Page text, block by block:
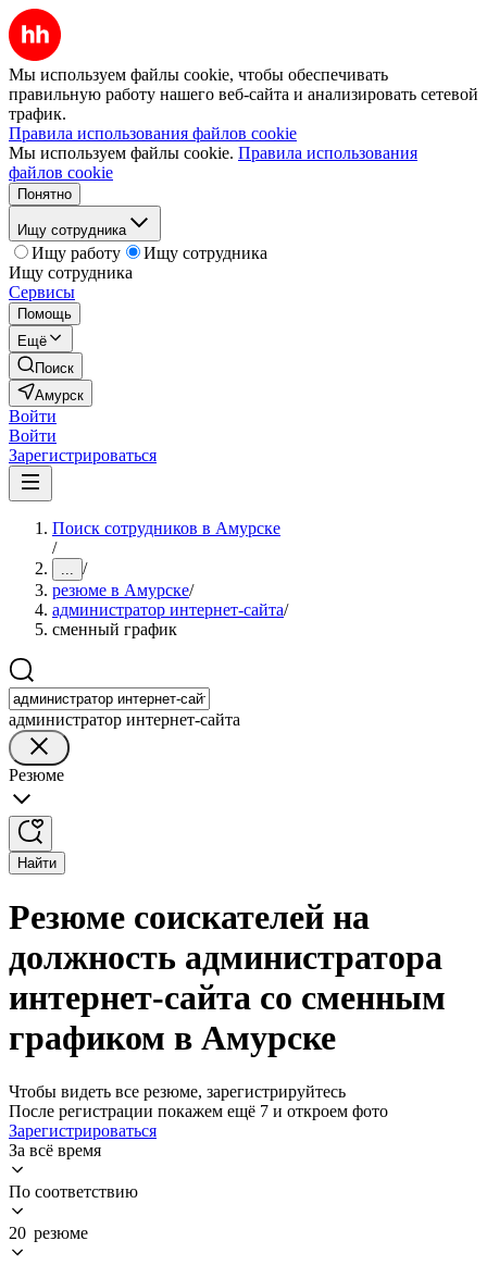
Мы используем файлы cookie, чтобы обеспечивать
правильную работу нашего веб-сайта и анализировать сетевой
трафик.
Правила использования файлов cookie
Мы используем файлы cookie. Правила использования
файлов cookie
Понятно
Ищу сотрудника
Ищу работу
Ищу сотрудника
Ищу сотрудника
Сервисы
Помощь
Ещё
Поиск
Амурск
Войти
Войти
Зарегистрироваться
Поиск сотрудников в Амурске
/
... /
резюме в Амурске/
администратор интернет-сайта/
сменный график
администратор интернет-сайта
Резюме
Найти
Резюме соискателей на
должность администратора
интернет-сайта со сменным
графиком в Амурске
Чтобы видеть все резюме, зарегистрируйтесь
После регистрации покажем ещё 7 и откроем фото
Зарегистрироваться
За всё время
По соответствию
20 резюме